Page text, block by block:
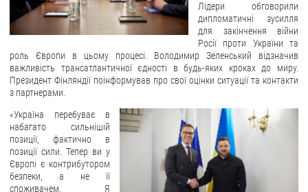
Фотогалерея
ЗВЕРНЕННЯ ГРОМАДЯН
Звернення громадян
ДОСТУП ДО ПУБЛІЧНОЇ ІНФОРМАЦІЇ
Організація доступу до публічної інформації
Запит на отримання публічної інформації
Лідери обговорили
дипломатичні зусилля
для закінчення війни
Росії проти України та
роль Європи в цьому процесі. Володимир Зеленський відзначив
важливість трансатлантичної єдності в будь-яких кроках до миру.
Президент Фінляндії поінформував про свої оцінки ситуації та контакти
з партнерами.
«Україна перебуває в
набагато сильнішій
позиції, фактично в
позиції сили. Тепер ви у
Європі є контрибутором
безпеки, а не її
споживачем. Я